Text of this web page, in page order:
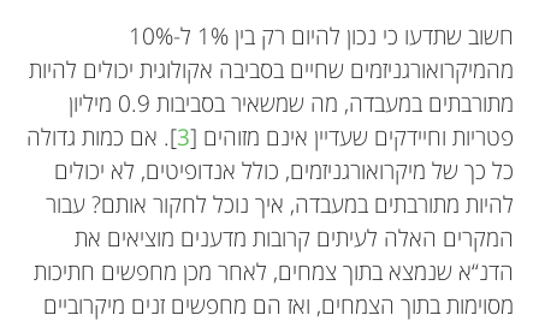
חשוב שתדעו כי נכון להיום רק בין 1% ל-10%
מהמיקרואורגניזמים שחיים בסביבה אקולוגית יכולים להיות
מתורבתים במעבדה, מה שמשאיר בסביבות 0.9 מיליון
פטריות וחיידקים שעדיין אינם מזוהים [3]. אם כמות גדולה
כל כך של מיקרואורגניזמים, כולל אנדופיטים, לא יכולים
להיות מתורבתים במעבדה, איך נוכל לחקור אותם? עבור
המקרים האלה לעיתים קרובות מדענים מוציאים את
הדנ“א שנמצא בתוך צמחים, לאחר מכן מחפשים חתיכות
מסוימות בתוך הצמחים, ואז הם מחפשים זנים מיקרוביים